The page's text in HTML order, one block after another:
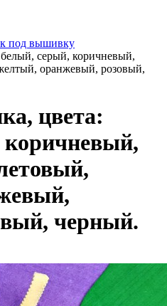
под вышивку
серый, коричневый,
оранжевый, розовый,
цвета:
черный.